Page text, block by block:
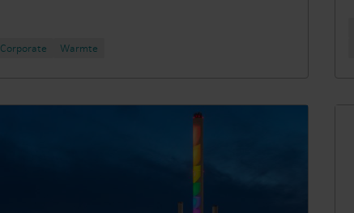
Corporate Warmte